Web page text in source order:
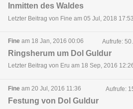
Inmitten des Waldes
Letzter Beitrag von Fine am 05 Jul, 2018 17:53
Fine am 18 Jan, 2016 00:06 Aufrufe:
Ringsherum um Dol Guldur
Letzter Beitrag von Eru am 18 Sep, 2016
Fine am 20 Jul, 2016 11:36 Aufrufe:
Festung von Dol Guldur